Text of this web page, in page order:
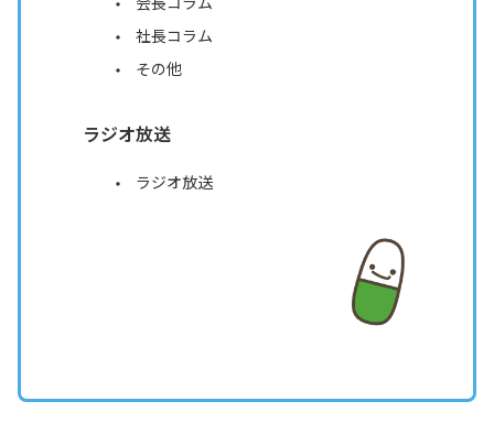
社長コラム
その他
ラジオ放送
ラジオ放送